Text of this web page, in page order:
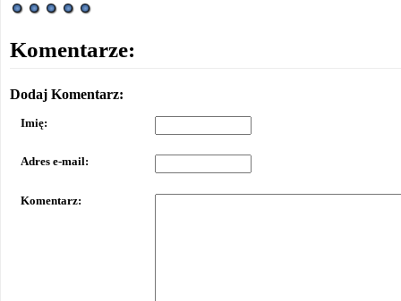
Komentarze:
Dodaj Komentarz:
Imię:
Adres e-mail:
Komentarz: